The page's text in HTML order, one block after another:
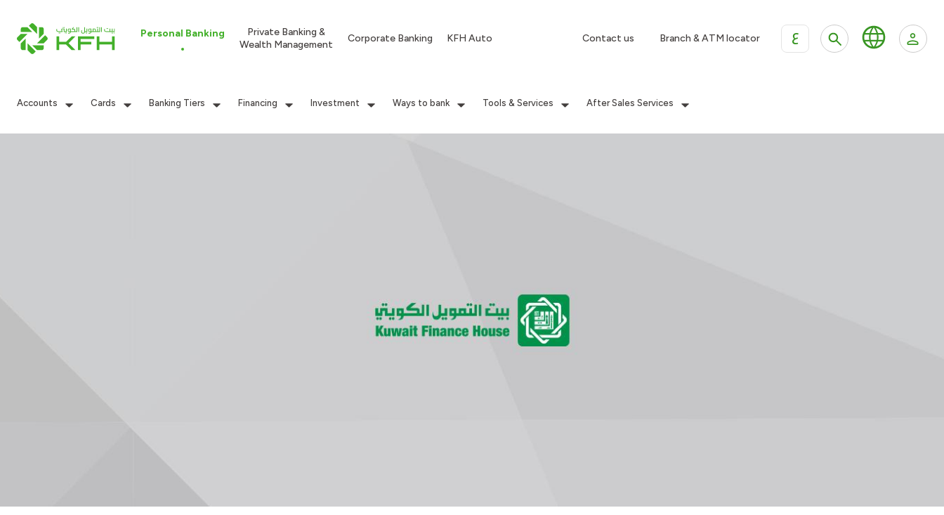
Personal Banking
Private Banking &
Wealth Management
Corporate Banking KFH Auto Contact us Branch & ATM locator ع
Accounts Cards Banking Tiers Financing Investment Ways to bank Tools & Services After Sales Services